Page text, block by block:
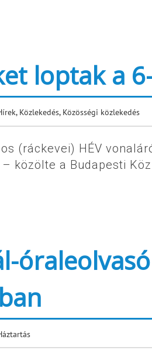
loptak a
, Közlekedés, Közösségi közlekedés
(ráckevei) HÉV
közölte a Budapesti